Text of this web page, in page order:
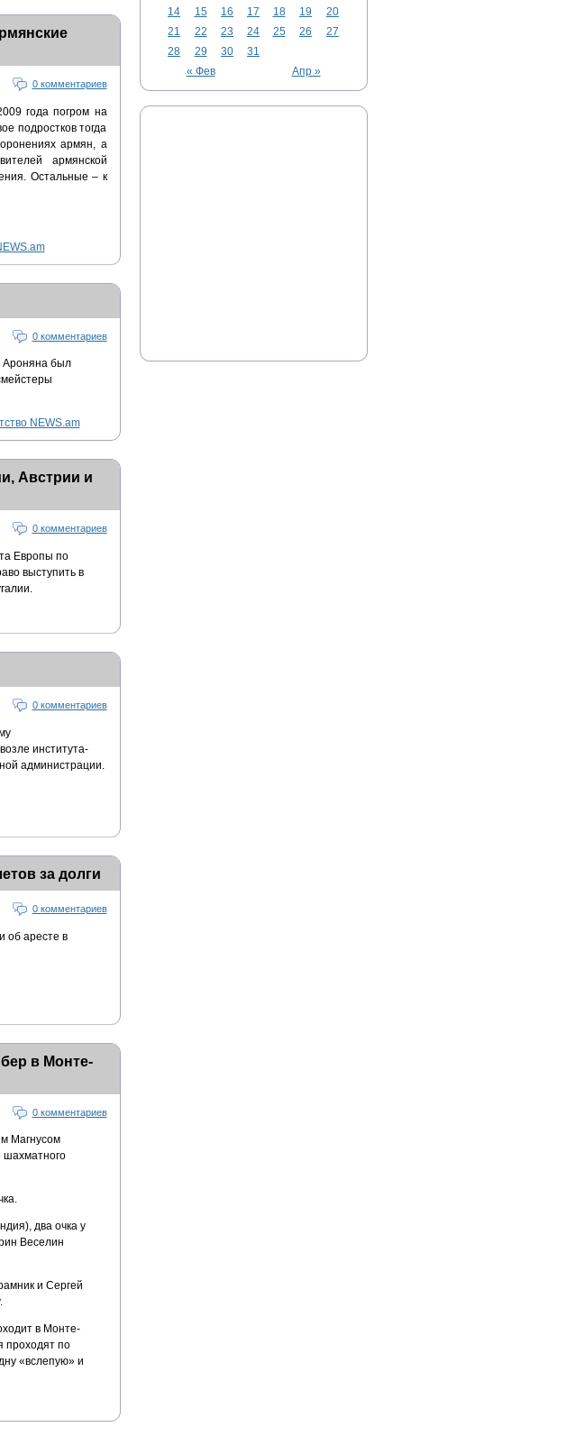
0 комментариев
года погром на
подростков тогда
армян, а
армянской
Остальные – к
0 комментариев
Ароняна был
NEWS.am
Австрии и
0 комментариев
Европы по
выступить в
0 комментариев
института-
администрации.
за долги
0 комментариев
об аресте в
в Монте-
0 комментариев
Магнусом
шахматного
два очка у
Веселин
и Сергей
в Монте-
проходят по
«вслепую» и
« Фев Апр »
14
15 16 17 18 19
20
21
22 23 24 25 26
27
28
29 30 31